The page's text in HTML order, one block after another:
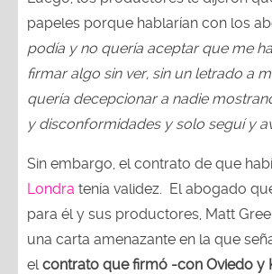
papeles porque hablarían con los
podía y no quería aceptar que me
firmar algo sin ver, sin un letrado a
quería decepcionar a nadie
y disconformidades y solo seguí y
Sin embargo, el contrato de que
Londra tenía validez. El abogado
para él y sus productores, Matt
una carta amenazante en la que
el contrato que firmó -con Oviedo y